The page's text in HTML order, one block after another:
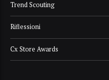
Trend Scouting
Riflessioni
Cx Store Awards